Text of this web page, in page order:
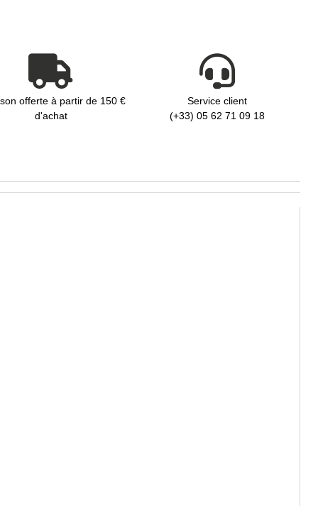
offerte à partir de 150 €
d'achat
Service client
(+33) 05 62 71 09 18